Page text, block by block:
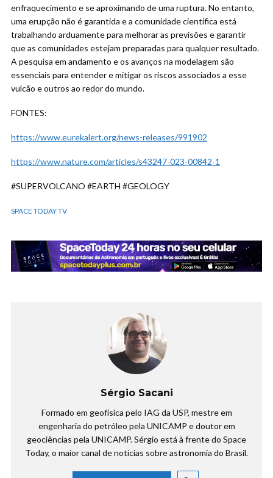
enfraquecimento e se aproximando de uma ruptura. No entanto,
uma erupção não é garantida e a comunidade científica está
trabalhando arduamente para melhorar as previsões e garantir
que as comunidades estejam preparadas para qualquer resultado.
A pesquisa em andamento e os avanços na modelagem são
essenciais para entender e mitigar os riscos associados a esse
vulcão e outros ao redor do mundo.
FONTES:
https://www.eurekalert.org/news-releases/991902
https://www.nature.com/articles/s43247-023-00842-1
#SUPERVOLCANO #EARTH #GEOLOGY
SPACE TODAY TV
Sérgio Sacani
Formado em geofísica pelo IAG da USP, mestre em
engenharia do petróleo pela UNICAMP e doutor em
geociências pela UNICAMP. Sérgio está à frente do Space
Today, o maior canal de notícias sobre astronomia do Brasil.